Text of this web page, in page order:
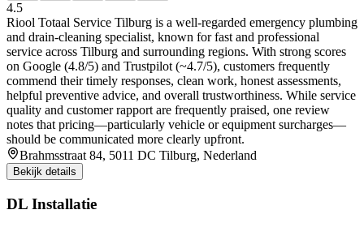
4.5
Riool Totaal Service Tilburg is a well-regarded emergency plumbing
and drain-cleaning specialist, known for fast and professional
service across Tilburg and surrounding regions. With strong scores
on Google (4.8/5) and Trustpilot (~4.7/5), customers frequently
commend their timely responses, clean work, honest assessments,
helpful preventive advice, and overall trustworthiness. While service
quality and customer rapport are frequently praised, one review
notes that pricing—particularly vehicle or equipment surcharges—
should be communicated more clearly upfront.
Brahmsstraat 84, 5011 DC Tilburg, Nederland
Bekijk details
DL Installatie